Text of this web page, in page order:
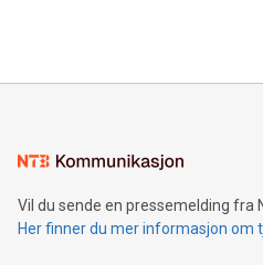
Vil du sende en pressemelding fra
Her finner du mer informasjon om